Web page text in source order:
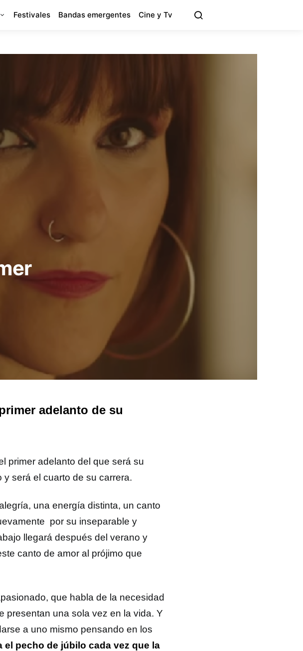
Festivales Bandas emergentes Cine y Tv
adelanto de su
primer adelanto del que será su
será el cuarto de su carrera.
una energía distinta, un canto
por su inseparable y
llegará después del verano y
canto de amor al prójimo que
que habla de la necesidad
presentan una sola vez en la vida. Y
a uno mismo pensando en los
el pecho de júbilo cada vez que la